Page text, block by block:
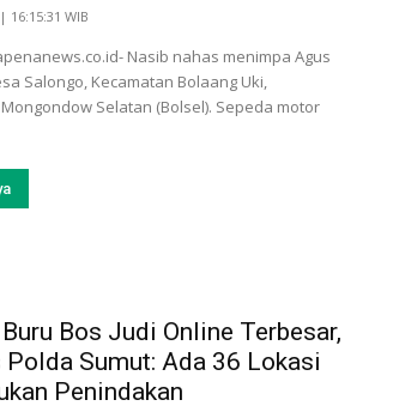
16:15:31 WIB
Nasib nahas menimpa Agus
Salongo, Kecamatan Bolaang Uki,
Selatan (Bolsel). Sepeda motor
Bos Judi Online Terbesar,
Polda Sumut: Ada 36 Lokasi
Penindakan